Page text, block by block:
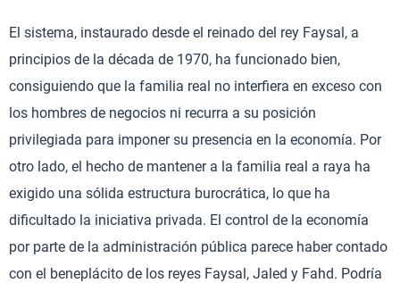
El sistema, instaurado desde el reinado del rey Faysal, a
principios de la década de 1970, ha funcionado bien,
consiguiendo que la familia real no interfiera en exceso con
los hombres de negocios ni recurra a su posición
privilegiada para imponer su presencia en la economía. Por
otro lado, el hecho de mantener a la familia real a raya ha
exigido una sólida estructura burocrática, lo que ha
dificultado la iniciativa privada. El control de la economía
por parte de la administración pública parece haber contado
con el beneplácito de los reyes Faysal, Jaled y Fahd. Podría